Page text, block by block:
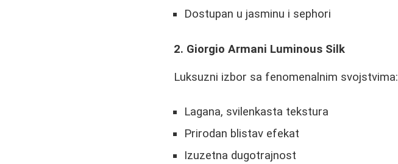
Dostupan u jasminu i sephori
2. Giorgio Armani Luminous Silk
Luksuzni izbor sa fenomenalnim svojstvima:
Lagana, svilenkasta tekstura
Prirodan blistav efekat
Izuzetna dugotrajnost